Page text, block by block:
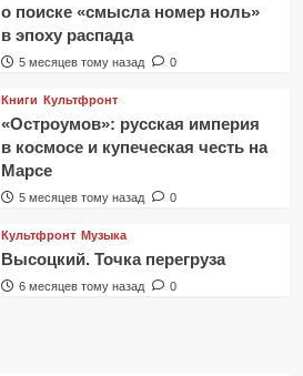
о поиске «смысла номер ноль»
в эпоху распада
5 месяцев тому назад 0
Книги Культфронт
«Остроумов»: русская империя
в космосе и купеческая честь на
Марсе
5 месяцев тому назад 0
Культфронт Музыка
Высоцкий. Точка перегруза
6 месяцев тому назад 0